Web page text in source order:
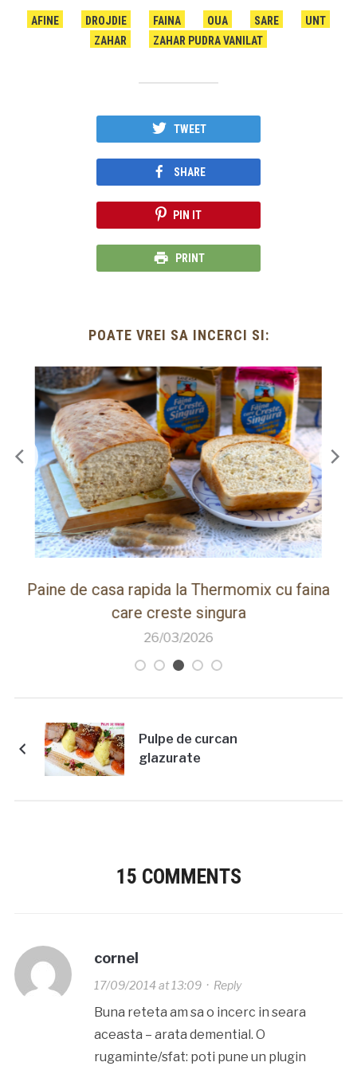
AFINE DROJDIE FAINA OUA SARE
UNT
ZAHAR
ZAHAR PUDRA VANILAT
TWEET
SHARE
PIN IT
PRINT
POATE VREI SA INCERCI SI:
Paine de casa rapida la Thermomix cu faina
care creste singura
26/03/2026
Pulpe de curcan
glazurate
15 COMMENTS
cornel
17/09/2014 at 13:09· Reply
Buna reteta am sa o incerc in seara
aceasta – arata demential. O
rugaminte/sfat: poti pune un plugin